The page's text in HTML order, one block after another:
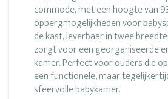
commode, met een hoogte van
opbergmogelijkheden voor
de kast, leverbaar in twee
zorgt voor een georganiseerde
kamer. Perfect voor ouders die
een functionele, maar
sfeervolle babykamer.